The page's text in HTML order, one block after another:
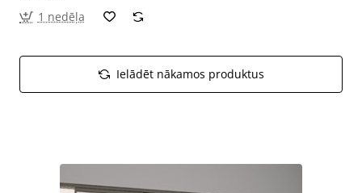
1 nedēļa
Ielādēt nākamos produktus